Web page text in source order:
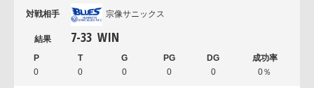
宗像サニックス
7-33 WIN
0 0 0 0 0 0％